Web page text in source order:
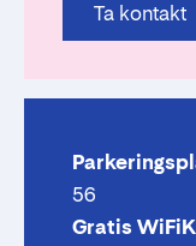
Ta kontakt
56
Gratis WiFi